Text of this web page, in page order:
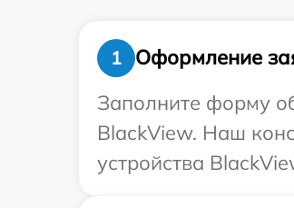
1
Оформление
Заполните форму
BlackView. Наш
устройства